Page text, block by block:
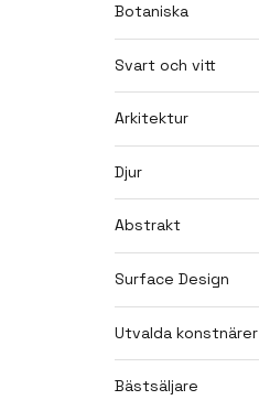
Botaniska
Svart och vitt
Arkitektur
Djur
Abstrakt
Surface Design
Utvalda konstnärer
Bästsäljare